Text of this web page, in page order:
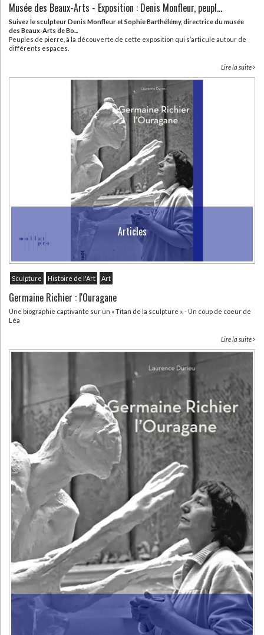
Musée des Beaux-Arts - Exposition : Denis Monfleur, peupl...
Suivez le sculpteur Denis Monfleur et Sophie Barthélémy, directrice du musée
des Beaux-Arts de Bo...
Peuples de pierre, à la découverte de cette exposition qui s’articule autour de
différents espaces.
Lire la suite
Articles
Sculpture Histoire de l'Art Art
Germaine Richier : l'Ouragane
Une biographie captivante sur un « Titan de la sculpture ». - Un coup de coeur de
Léa
Lire la suite